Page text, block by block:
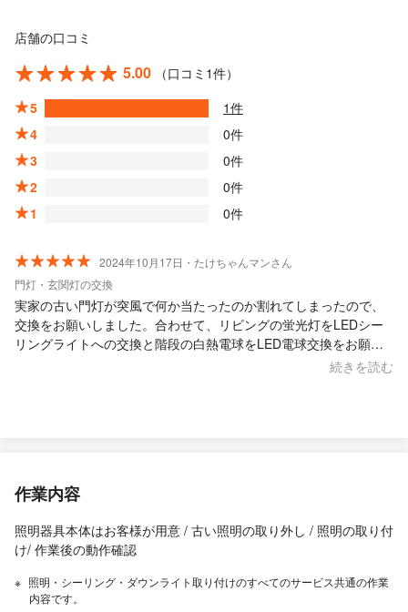
店舗の口コミ
5.00
（口コミ1件）
5
1件
4
0件
3
0件
2
0件
1
0件
2024年10月17日・たけちゃんマンさん
門灯・玄関灯の交換
実家の古い門灯が突風で何か当たったのか割れてしまったので、
交換をお願いしました。合わせて、リビングの蛍光灯をLEDシー
リングライトへの交換と階段の白熱電球をLED電球交換をお願い
しました。 とても丁寧にお仕事をしていただいた上に、お値段も
続きを読む
作業内容
照明器具本体はお客様が用意 / 古い照明の取り外し / 照明の取り付
け/ 作業後の動作確認
照明・シーリング・ダウンライト取り付けのすべてのサービス共通の作業
内容です。